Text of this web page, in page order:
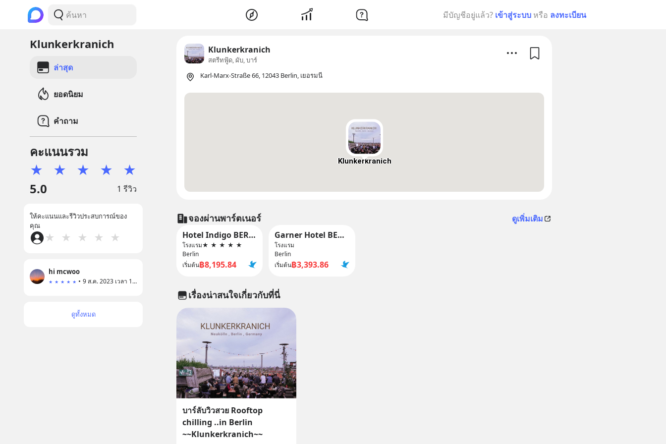
มีบัญชีอยู่แล้ว? เข้าสู่ระบบ หรือ ลงทะเบียน
Klunkerkranich
ล่าสุด
ยอดนิยม
คำถาม
คะแนนรวม
★ ★ ★ ★ ★
5.0 1 รีวิว
ให้คะแนนและรีวิวประสบการณ์ของ
คุณ
★ ★ ★ ★ ★
hi mcwoo
★ ★ ★ ★ ★ • 9 ส.ค. 2023 เวลา 13:53
ดูทั้งหมด
Klunkerkranich
สตรีทฟู้ด, ผับ, บาร์
Karl-Marx-Straße 66, 12043 Berlin, เยอรมนี
Klunkerkranich
จองผ่านพาร์ตเนอร์
ดูเพิ่มเติม
Hotel Indigo BERLIN - EAST SIDE GALLERY by IHG
โรงแรม★ ★ ★ ★ ★
Berlin
เริ่มต้น฿8,195.84
Garner Hotel BERLIN - CHECKPOINT CHARLIE by IHG
โรงแรม
Berlin
เริ่มต้น฿3,393.86
เรื่องน่าสนใจเกี่ยวกับที่นี่
บาร์ลับวิวสวย Rooftop
chilling ..in Berlin
~~Klunkerkranich~~